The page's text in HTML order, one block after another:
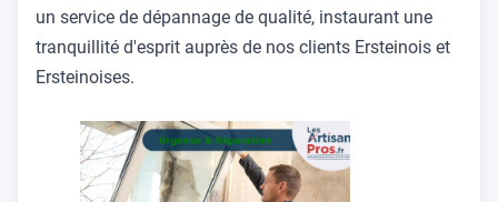
un service de dépannage de qualité, instaurant une
tranquillité d'esprit auprès de nos clients Ersteinois et
Ersteinoises.